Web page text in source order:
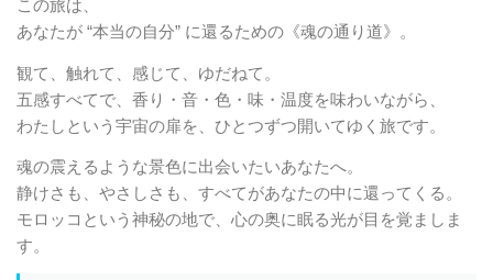
この旅は、
あなたが “本当の自分” に還るための《魂の通り道》。
観て、触れて、感じて、ゆだねて。
五感すべてで、香り・音・色・味・温度を味わいながら、
わたしという宇宙の扉を、ひとつずつ開いてゆく旅です。
魂の震えるような景色に出会いたいあなたへ。
静けさも、やさしさも、すべてがあなたの中に還ってくる。
モロッコという神秘の地で、心の奥に眠る光が目を覚ましま
す。